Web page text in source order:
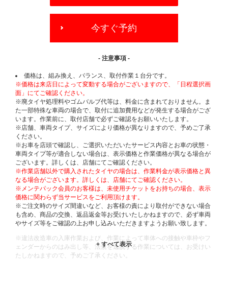
OPTIONS
今すぐ予約
- 注意事項 -
価格は、組み換え、バランス、取付作業１台分です。
※価格は来店日によって変動する場合がございますので、「日程選択画
面」にてご確認ください。
※廃タイヤ処理料やゴムバルブ代等は、料金に含まれておりません。ま
た一部特殊な車両の場合で、取付に追加費用などが発生する場合がござ
います。作業前に、取付店舗で必ずご確認をお願いいたします。
※店舗、車両タイプ、サイズにより価格が異なりますので、予めご了承
ください。
※お車を店頭で確認し、ご選択いただいたサービス内容とお車の状態・
車両タイプ等が適合しない場合は、表示価格と作業価格が異なる場合が
ございます。詳しくは、店舗にてご確認ください。
※作業店舗以外で購入されたタイヤの場合は、作業料金が表示価格と異
なる場合がございます。詳しくは、店舗にてご確認ください。
※メンテパック会員のお客様は、未使用チケットをお持ちの場合、表示
価格に関わらず当サービスをご利用頂けます。
※ご注文時のサイズ間違いなど、お客様の責により取付ができない場合
も含め、商品の交換、返品返金等お受けいたしかねますので、必ず車両
やサイズ等をご確認の上お申し込みいただきますようお願い致します。
※違法改造車の入庫作業および、作業によって車体への接触や車枠やフ
ェンダーからのはみ出し等、法規を逸脱する作業については、お受けい
たしかねますので、予めご了承ください。